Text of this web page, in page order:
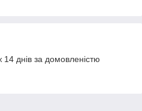
днів за домовленістю